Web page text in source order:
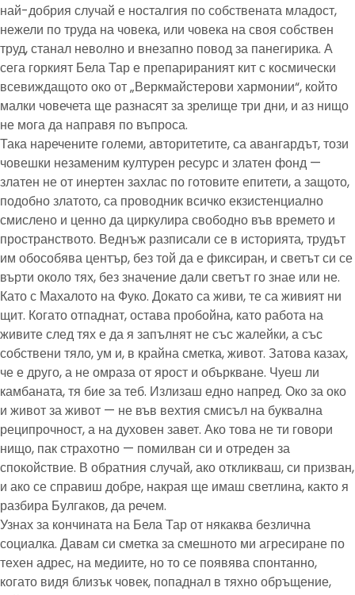
най-добрия случай е носталгия по собствената младост,
нежели по труда на човека, или човека на своя собствен
труд, станал неволно и внезапно повод за панегирика. А
сега горкият Бела Тар е препарираният кит с космически
всевиждащото око от „Веркмайстерови хармонии“, който
малки човечета ще разнасят за зрелище три дни, и аз нищо
не мога да направя по въпроса.
Така наречените големи, авторитетите, са авангардът, този
човешки незаменим културен ресурс и златен фонд —
златен не от инертен захлас по готовите епитети, а защото,
подобно златото, са проводник всичко екзистенциално
смислено и ценно да циркулира свободно във времето и
пространството. Веднъж разписали се в историята, трудът
им обособява център, без той да е фиксиран, и светът си се
върти около тях, без значение дали светът го знае или не.
Като с Махалото на Фуко. Докато са живи, те са живият ни
щит. Когато отпаднат, остава пробойна, като работа на
живите след тях е да я запълнят не със жалейки, а със
собствени тяло, ум и, в крайна сметка, живот. Затова казах,
че е друго, а не омраза от ярост и объркване. Чуеш ли
камбаната, тя бие за теб. Излизаш едно напред. Око за око
и живот за живот — не във вехтия смисъл на буквална
реципрочност, а на духовен завет. Ако това не ти говори
нищо, пак страхотно — помилван си и отреден за
спокойствие. В обратния случай, ако откликваш, си призван,
и ако се справиш добре, накрая ще имаш светлина, както я
разбира Булгаков, да речем.
Узнах за кончината на Бела Тар от някаква безлична
социалка. Давам си сметка за смешното ми агресиране по
техен адрес, на медиите, но то се появява спонтанно,
когато видя близък човек, попаднал в тяхно обръщение,